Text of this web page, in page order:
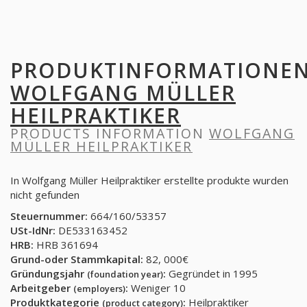
WOLFGANG MÜLLER
HEILPRAKTIKER
PRODUCTS INFORMATION WOLFGANG
MÜLLER HEILPRAKTIKER
In Wolfgang Müller Heilpraktiker erstellte produkte wurden
nicht gefunden
Steuernummer: 664/160/53357
USt-IdNr: DE533163452
HRB: HRB 361694
Grund-oder Stammkapital: 82, 000€
Gründungsjahr (foundation year): Gegründet in 1995
Arbeitgeber (employers): Weniger 10
Produktkategorie (product category): Heilpraktiker